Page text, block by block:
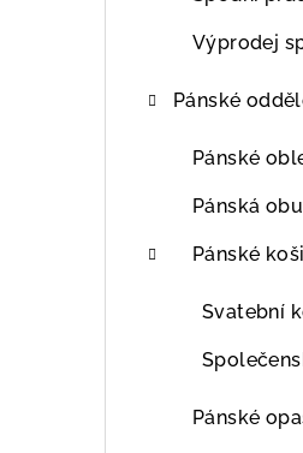
Výprodej
Pánské
Pánské
Pánská
Pánské
Svatební
Pánské